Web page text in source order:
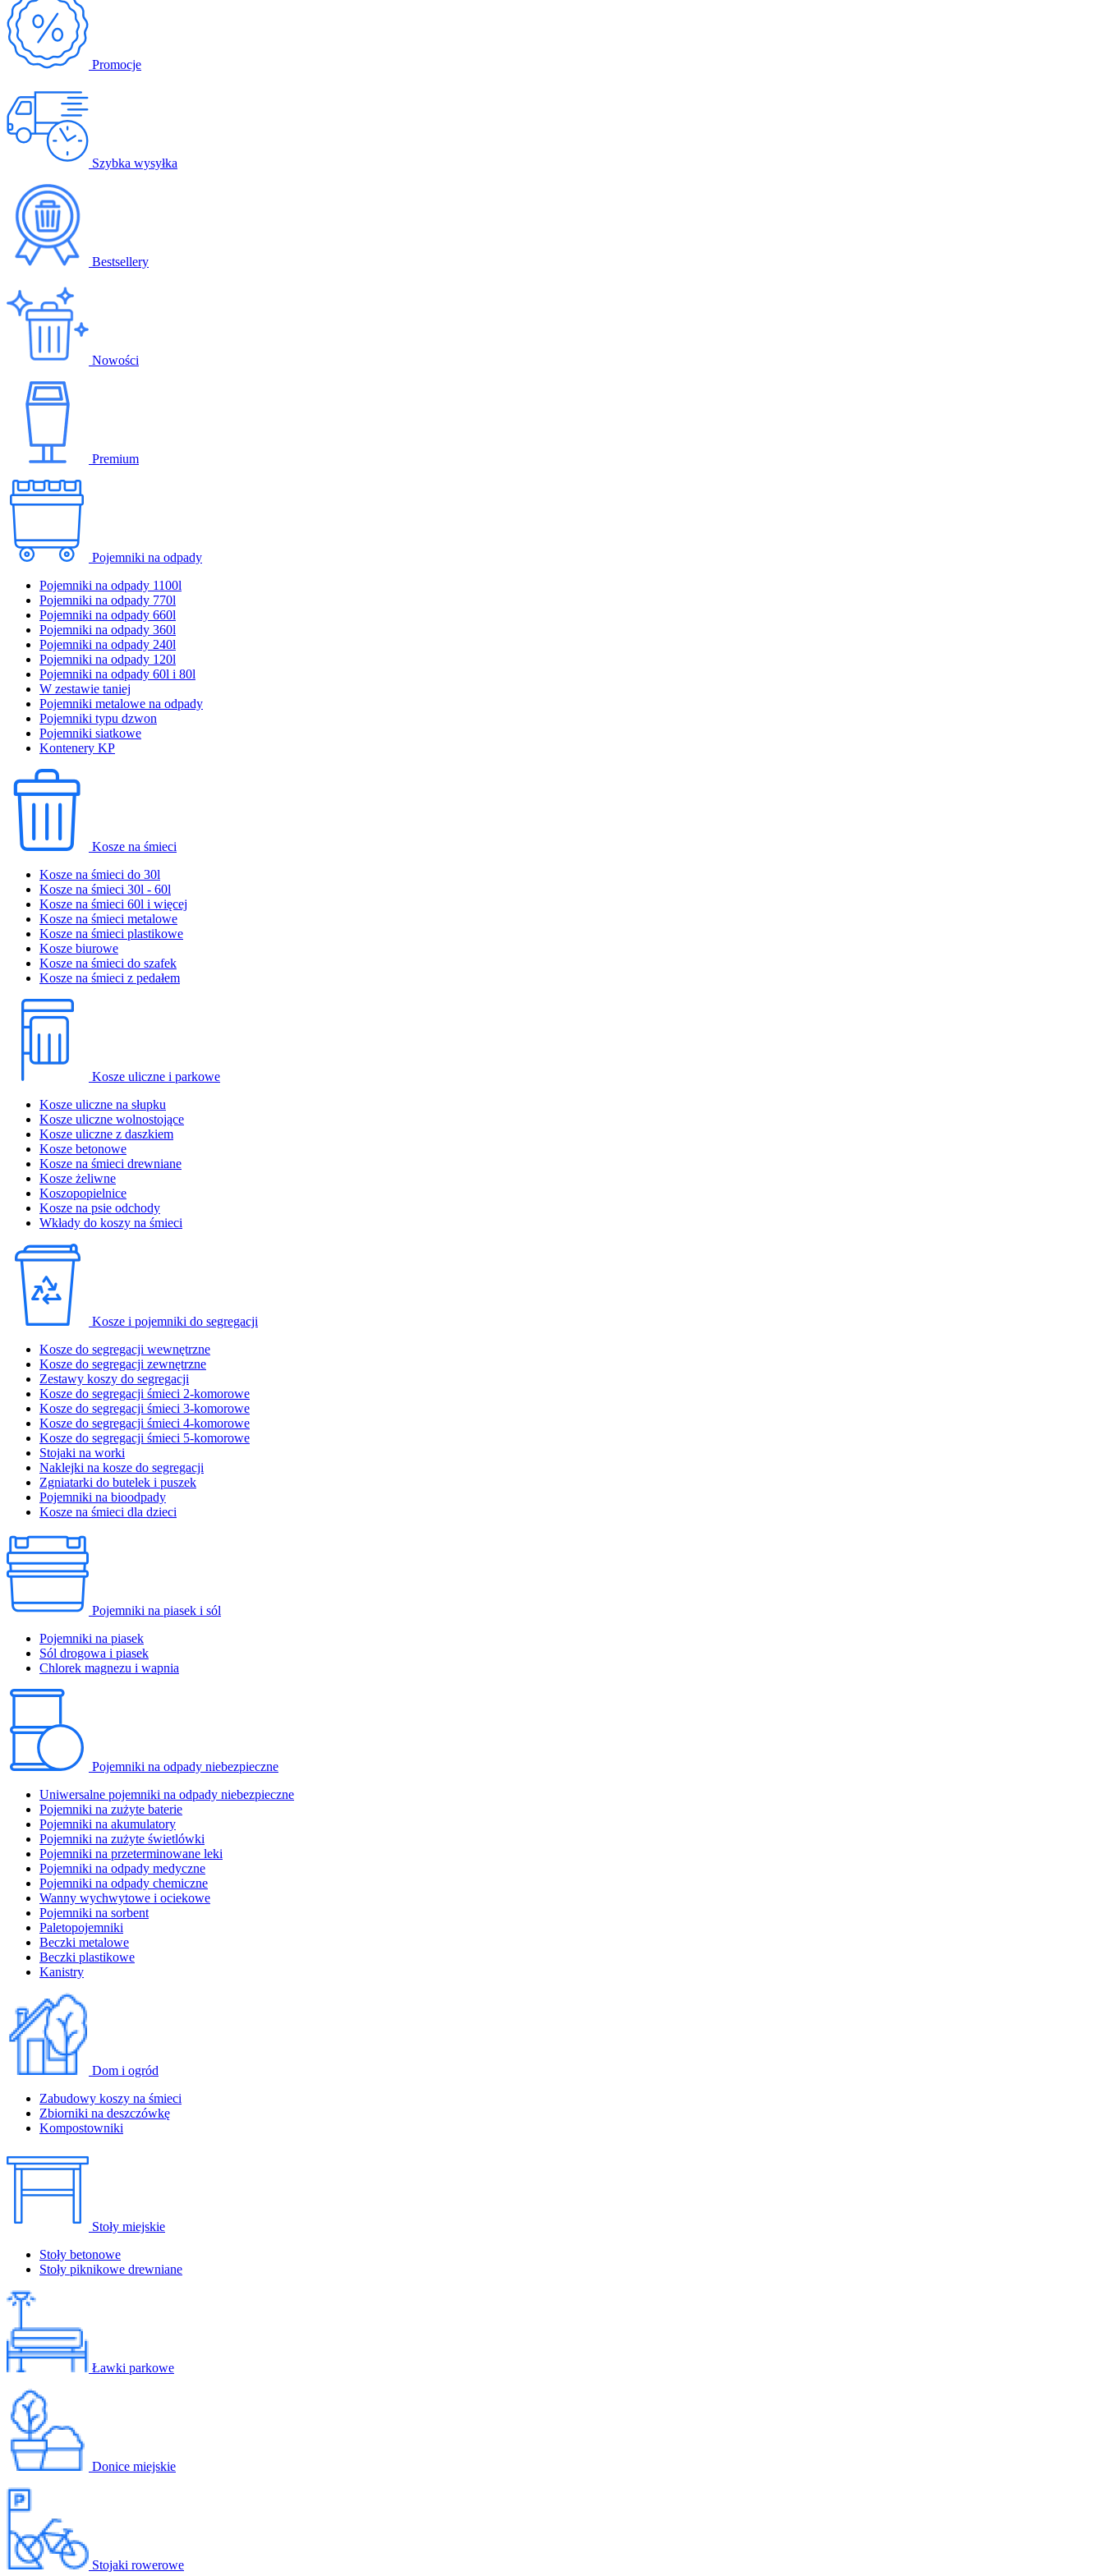
Promocje
Szybka wysyłka
Bestsellery
Nowości
Premium
Pojemniki na odpady
Pojemniki na odpady 1100l
Pojemniki na odpady 770l
Pojemniki na odpady 660l
Pojemniki na odpady 360l
Pojemniki na odpady 240l
Pojemniki na odpady 120l
Pojemniki na odpady 60l i 80l
W zestawie taniej
Pojemniki metalowe na odpady
Pojemniki typu dzwon
Pojemniki siatkowe
Kontenery KP
Kosze na śmieci
Kosze na śmieci do 30l
Kosze na śmieci 30l - 60l
Kosze na śmieci 60l i więcej
Kosze na śmieci metalowe
Kosze na śmieci plastikowe
Kosze biurowe
Kosze na śmieci do szafek
Kosze na śmieci z pedałem
Kosze uliczne i parkowe
Kosze uliczne na słupku
Kosze uliczne wolnostojące
Kosze uliczne z daszkiem
Kosze betonowe
Kosze na śmieci drewniane
Kosze żeliwne
Koszopopielnice
Kosze na psie odchody
Wkłady do koszy na śmieci
Kosze i pojemniki do segregacji
Kosze do segregacji wewnętrzne
Kosze do segregacji zewnętrzne
Zestawy koszy do segregacji
Kosze do segregacji śmieci 2-komorowe
Kosze do segregacji śmieci 3-komorowe
Kosze do segregacji śmieci 4-komorowe
Kosze do segregacji śmieci 5-komorowe
Stojaki na worki
Naklejki na kosze do segregacji
Zgniatarki do butelek i puszek
Pojemniki na bioodpady
Kosze na śmieci dla dzieci
Pojemniki na piasek i sól
Pojemniki na piasek
Sól drogowa i piasek
Chlorek magnezu i wapnia
Pojemniki na odpady niebezpieczne
Uniwersalne pojemniki na odpady niebezpieczne
Pojemniki na zużyte baterie
Pojemniki na akumulatory
Pojemniki na zużyte świetlówki
Pojemniki na przeterminowane leki
Pojemniki na odpady medyczne
Pojemniki na odpady chemiczne
Wanny wychwytowe i ociekowe
Pojemniki na sorbent
Paletopojemniki
Beczki metalowe
Beczki plastikowe
Kanistry
Dom i ogród
Zabudowy koszy na śmieci
Zbiorniki na deszczówkę
Kompostowniki
Stoły miejskie
Stoły betonowe
Stoły piknikowe drewniane
Ławki parkowe
Donice miejskie
Stojaki rowerowe